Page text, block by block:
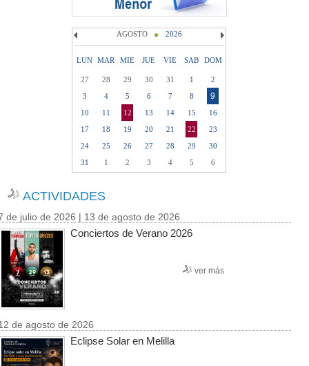
AGOSTO 2026
LUN MAR MIE JUE VIE SAB DOM
27 28 29 30 31 1
2
3
4 5 6 7 8 9
10 11 12 13 14 15
16
17
18 19 20 21 22
23
24
25 26 27 28 29
30
31
1 2 3 4 5 6
ACTIVIDADES
de julio de 2026 | 13 de agosto de 2026
Conciertos de Verano 2026
ver más
de agosto de 2026
Eclipse Solar en Melilla